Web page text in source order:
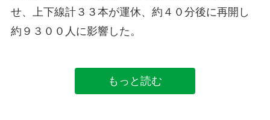
せ、上下線計３３本が運休、約４０分後に再開し
約９３００人に影響した。
もっと読む